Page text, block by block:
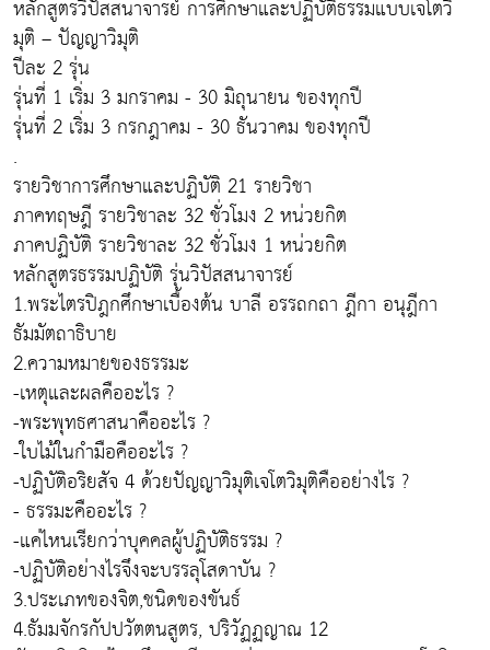
หลักสูตรวิปัสสนาจารย์ การศึกษาและปฏิบัติธรรมแบบเจโตวิ
มุติ – ปัญญาวิมุติ
ปีละ 2 รุ่น
รุ่นที่ 1 เริ่ม 3 มกราคม - 30 มิถุนายน ของทุกปี
รุ่นที่ 2 เริ่ม 3 กรกฎาคม - 30 ธันวาคม ของทุกปี
.
รายวิชาการศึกษาและปฏิบัติ 21 รายวิชา
ภาคทฤษฎี รายวิชาละ 32 ชั่วโมง 2 หน่วยกิต
ภาคปฏิบัติ รายวิชาละ 32 ชั่วโมง 1 หน่วยกิต
หลักสูตรธรรมปฏิบัติ รุ่นวิปัสสนาจารย์
1.พระไตรปิฎกศึกษาเบื้องต้น บาลี อรรถกถา ฎีกา อนุฎีกา
ธัมมัตถาธิบาย
2.ความหมายของธรรมะ
-เหตุและผลคืออะไร ?
-พระพุทธศาสนาคืออะไร ?
-ใบไม้ในกำมือคืออะไร ?
-ปฏิบัติอริยสัจ 4 ด้วยปัญญาวิมุติเจโตวิมุติคืออย่างไร ?
- ธรรมะคืออะไร ?
-แค่ไหนเรียกว่าบุคคลผู้ปฏิบัติธรรม ?
-ปฏิบัติอย่างไรจึงจะบรรลุโสดาบัน ?
3.ประเภทของจิต,ชนิดของขันธ์
4.ธัมมจักรกัปปวัตตนสูตร, ปริวัฏฏญาณ 12